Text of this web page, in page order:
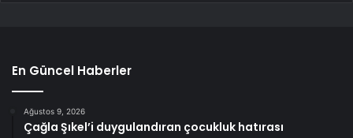
En Güncel Haberler
Ağustos 9, 2026
Çağla Şıkel’i duygulandıran çocukluk hatırası